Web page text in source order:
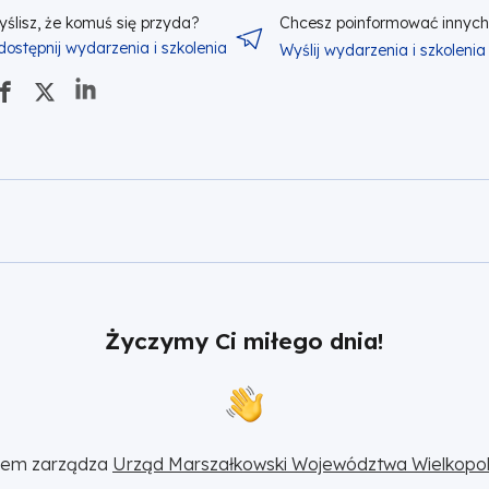
że komuś się przyda?
wydarzenia i szkolenia
Chcesz poinformować
Wyślij wydarzenia i szkolenia
Życzymy Ci miłego dnia!
zarządza Urząd Marszałkowski Województwa